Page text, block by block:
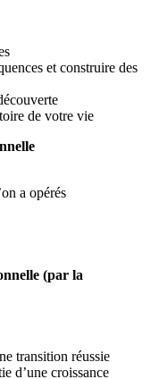
et construire des
de votre vie
a opérés
(par la
transition réussie
d’une croissance